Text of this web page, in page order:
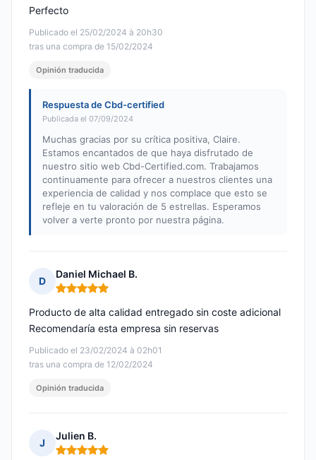
Publicado el 25/02/2024 à 20h30
tras una compra de 15/02/2024
Perfecto
Opinión traducida
Respuesta de Cbd-certified
Publicada el 07/09/2024
Muchas gracias por su crítica positiva, Claire.
Estamos encantados de que haya disfrutado de
nuestro sitio web Cbd-Certified.com. Trabajamos
continuamente para ofrecer a nuestros clientes una
experiencia de calidad y nos complace que esto se
refleje en tu valoración de 5 estrellas. Esperamos
volver a verte pronto por nuestra página.
D
Daniel Michael B.
Nota: 5 de 5
Publicado el 23/02/2024 à 02h01
tras una compra de 12/02/2024
Producto de alta calidad entregado sin coste adicional
Recomendaría esta empresa sin reservas
Opinión traducida
J
Julien B.
Nota: 5 de 5